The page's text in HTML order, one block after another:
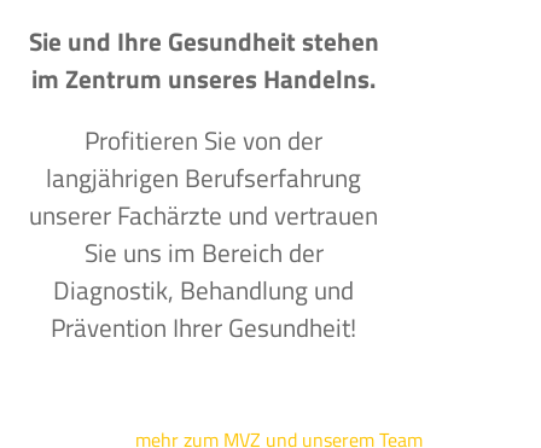
Sie und Ihre Gesundheit stehen
im Zentrum unseres Handelns.
Profitieren Sie von der
langjährigen Berufserfahrung
unserer Fachärzte und vertrauen
Sie uns im Bereich der
Diagnostik, Behandlung und
Prävention Ihrer Gesundheit!
mehr zum MVZ und unserem Team